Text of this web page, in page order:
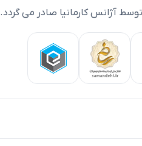
آژانس کارمانیا صادر می گردد.